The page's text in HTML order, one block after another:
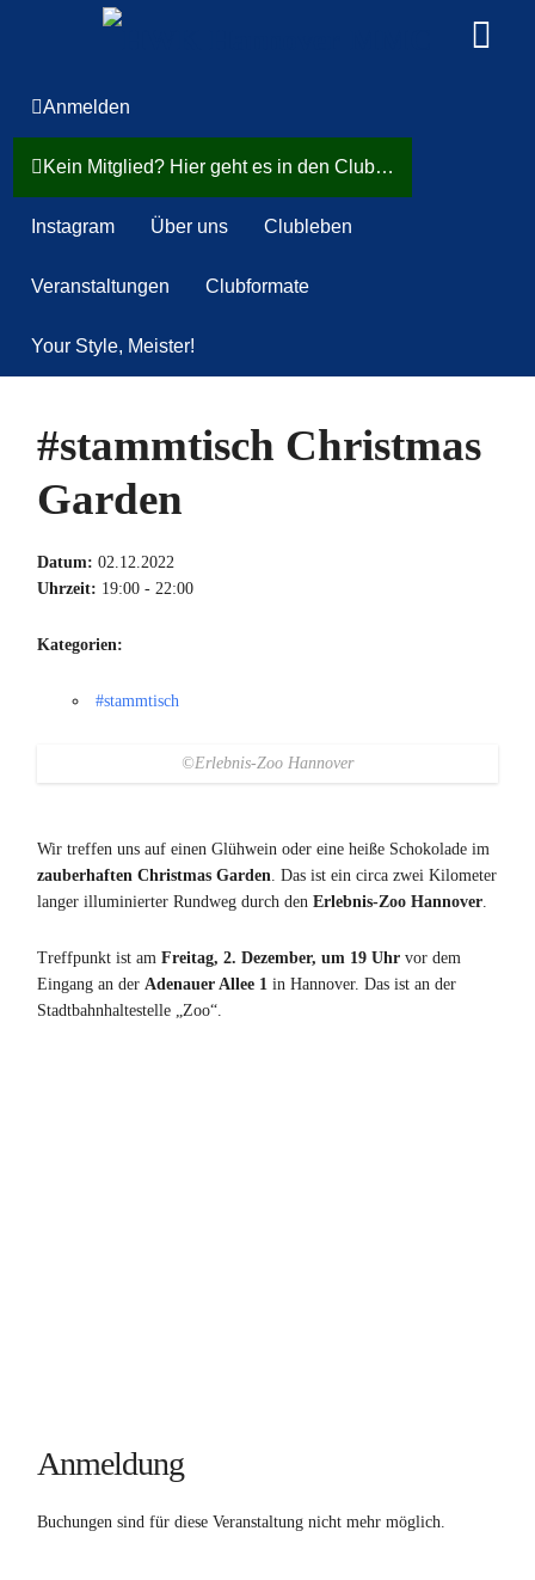
Anmelden
Kein Mitglied? Hier geht es in den Club…
Instagram Über uns Clubleben
Veranstaltungen Clubformate
Your Style, Meister!
#stammtisch Christmas
Garden
Datum: 02.12.2022
Uhrzeit: 19:00 - 22:00
Kategorien:
#stammtisch
©Erlebnis-Zoo Hannover
Wir treffen uns auf einen Glühwein oder eine heiße Schokolade im
zauberhaften Christmas Garden. Das ist ein circa zwei Kilometer
langer illuminierter Rundweg durch denErlebnis-Zoo Hannover.
Treffpunkt ist amFreitag, 2. Dezember, um 19 Uhr vor dem
Eingang an derAdenauer Allee 1 in Hannover. Das ist an der
Stadtbahnhaltestelle „Zoo“.
Anmeldung
Buchungen sind für diese Veranstaltung nicht mehr möglich.